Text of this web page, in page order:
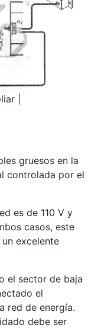
|
gruesos en la
controlada por el
es de 110 V y
casos, este
excelente
el sector de baja
el
red de energía.
debe ser